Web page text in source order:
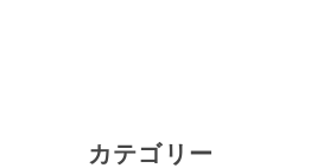
カテゴリー